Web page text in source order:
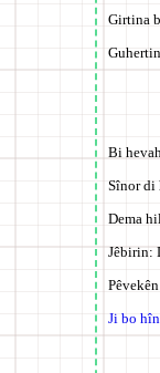
Girtina
Bi
Sînor di
Dema
Jêbirin:
Ji bo